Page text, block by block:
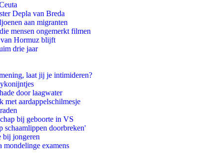
Depla van Breda
aan migranten
mensen ongemerkt filmen
van Hormuz blijft
drie jaar
laat jij je intimideren?
door laagwater
met aardappelschilmesje
bij geboorte in VS
schaamlippen doorbreken'
bij jongeren
mondelinge examens